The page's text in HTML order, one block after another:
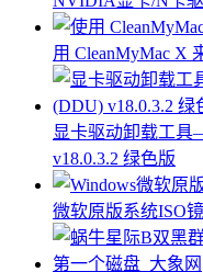
用 CleanMyMac X
显卡驱动卸载工具
v18.0.3.2 绿色版
微软原版系统ISO